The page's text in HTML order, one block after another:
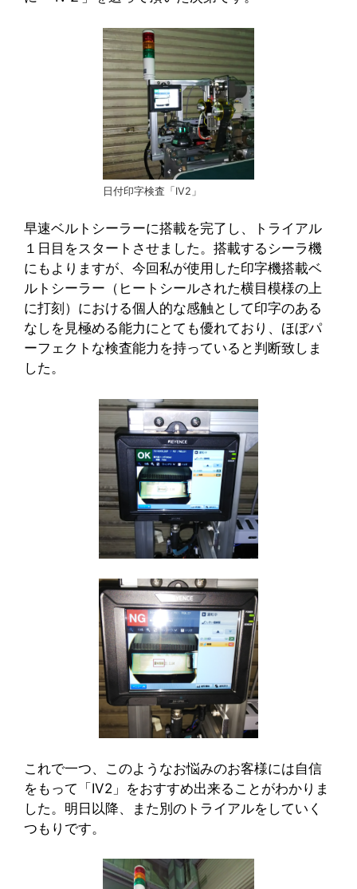
日付印字検査「IV2」
早速ベルトシーラーに搭載を完了し、トライアル
１日目をスタートさせました。搭載するシーラ機
にもよりますが、今回私が使用した印字機搭載ベ
ルトシーラー（ヒートシールされた横目模様の上
に打刻）における個人的な感触として印字のある
なしを見極める能力にとても優れており、ほぼパ
ーフェクトな検査能力を持っていると判断致しま
した。
これで一つ、このようなお悩みのお客様には自信
をもって「IV2」をおすすめ出来ることがわかりま
した。明日以降、また別のトライアルをしていく
つもりです。